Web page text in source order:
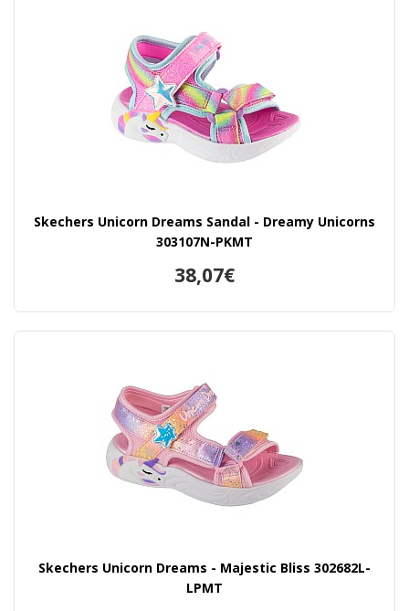
Skechers Unicorn Dreams Sandal - Dreamy Unicorns
303107N-PKMT
38,07€
Skechers Unicorn Dreams - Majestic Bliss 302682L-
LPMT